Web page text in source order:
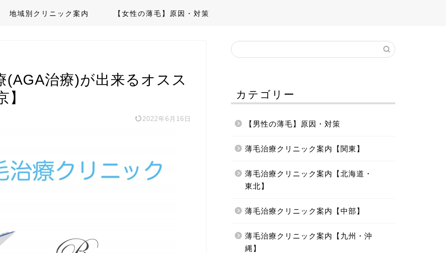
地域別クリニック案内 【女性の薄毛】原因・対策
(AGA治療)が出来るオスス
2022年6月16日
カテゴリー
【男性の薄毛】原因・対策
薄毛治療クリニック案内【関東】
薄毛治療クリニック案内【北海道・
東北】
薄毛治療クリニック案内【中部】
薄毛治療クリニック案内【九州・沖
縄】